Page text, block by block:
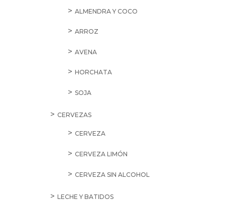
ALMENDRA Y COCO
ARROZ
AVENA
HORCHATA
SOJA
CERVEZAS
CERVEZA
CERVEZA LIMÓN
CERVEZA SIN ALCOHOL
LECHE Y BATIDOS